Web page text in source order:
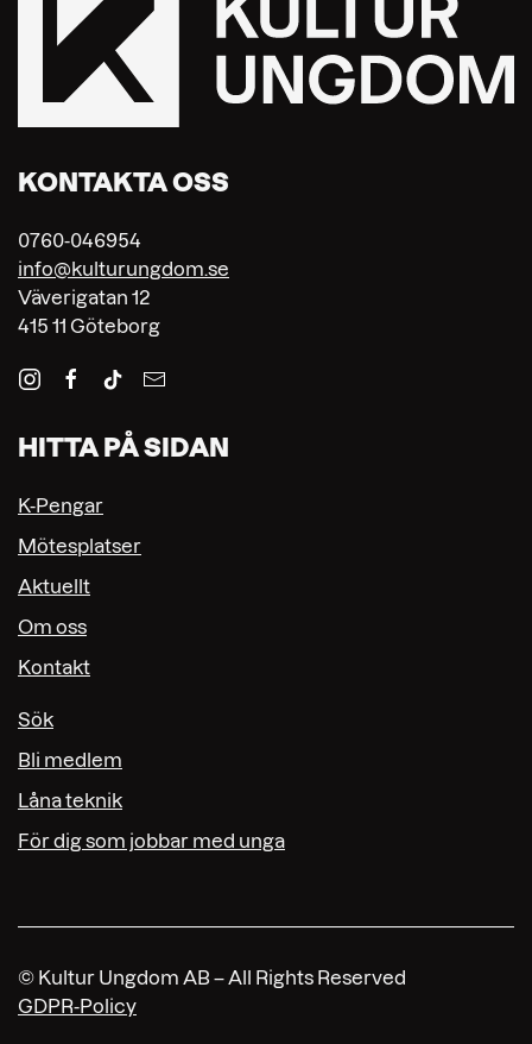
KONTAKTA OSS
0760-046954
info@kulturungdom.se
Väverigatan 12
415 11 Göteborg
HITTA PÅ SIDAN
K-Pengar
Mötesplatser
Aktuellt
Om oss
Kontakt
Sök
Bli medlem
Låna teknik
För dig som jobbar med unga
© Kultur Ungdom AB – All Rights Reserved
GDPR-Policy